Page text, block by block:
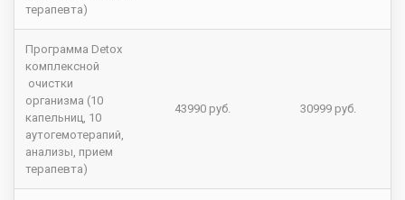
терапевта)
Программа Detox
комплексной
очистки
организма (10
капельниц, 10
аутогемотерапий,
анализы, прием
терапевта)
43990 руб. 30999 руб.